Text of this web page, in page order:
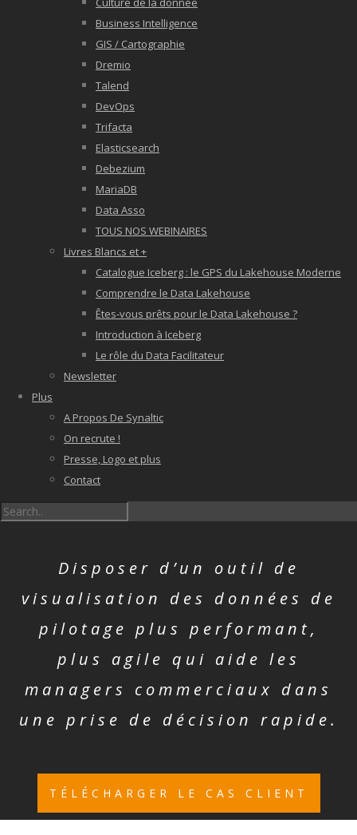
Business Intelligence
GIS / Cartographie
Dremio
Talend
DevOps
Trifacta
Elasticsearch
Debezium
MariaDB
Data Asso
TOUS NOS WEBINAIRES
Livres Blancs et +
Catalogue Iceberg : le GPS du Lakehouse Moderne
Comprendre le Data Lakehouse
Êtes-vous prêts pour le Data Lakehouse ?
Introduction à Iceberg
Le rôle du Data Facilitateur
Newsletter
Plus
A Propos De Synaltic
On recrute !
Presse, Logo et plus
Contact
Disposer d’un outil de
visualisation des données de
pilotage plus performant,
plus agile qui aide les
managers commerciaux dans
une prise de décision rapide.
TÉLÉCHARGER LE CAS CLIENT